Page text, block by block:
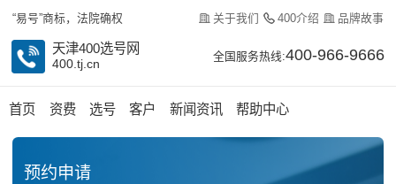
“易号”商标，法院确权 关于我们 400介绍 品牌故事
天津400选号网
400.tj.cn
全国服务热线:400-966-9666
首页 资费 选号 客户 新闻资讯 帮助中心
预约申请